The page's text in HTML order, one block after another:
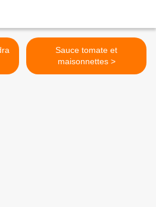
Sauce tomate et
maisonnettes >